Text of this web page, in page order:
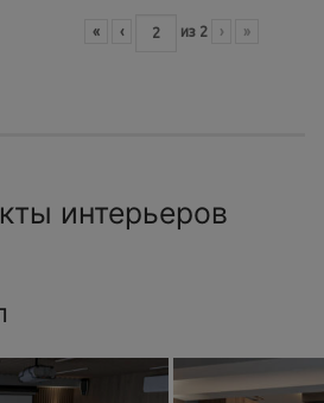
« ‹ из 2 › »
интерьеров